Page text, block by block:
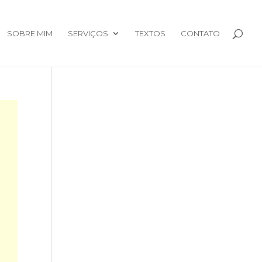
SOBRE MIM SERVIÇOS TEXTOS CONTATO